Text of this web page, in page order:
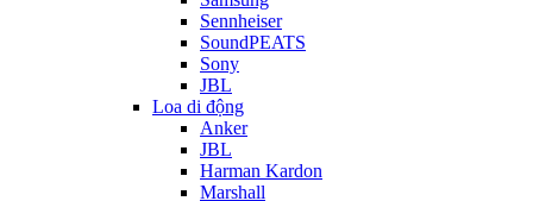
Sennheiser
SoundPEATS
Sony
JBL
Loa di động
Anker
JBL
Harman Kardon
Marshall